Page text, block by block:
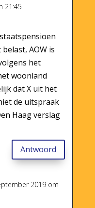
21:45
AOW is
het
woonland
dat X uit het
de uitspraak
Haag verslag
Antwoord
2019 om